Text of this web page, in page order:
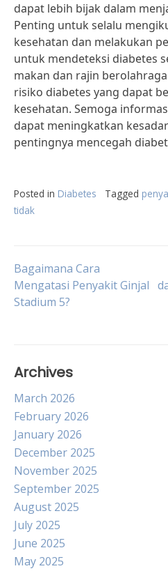
dapat lebih bijak dalam
Penting untuk selalu
kesehatan dan melakukan
untuk mendeteksi diabetes
makan dan rajin
risiko diabetes yang dapat
kesehatan. Semoga
dapat meningkatkan
pentingnya mencegah
Posted in Diabetes Tagged
tidak
Post
navigation
Bagaimana Cara
Mengatasi Penyakit Ginjal
Stadium 5?
Archives
March 2026
February 2026
January 2026
December 2025
November 2025
September 2025
August 2025
July 2025
June 2025
May 2025